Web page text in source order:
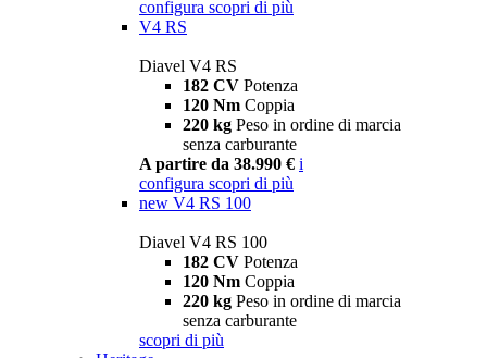
configura scopri di più
V4 RS
Diavel V4 RS
182 CV Potenza
120 Nm Coppia
220 kg Peso in ordine di marcia
senza carburante
A partire da 38.990 € i
configura scopri di più
new V4 RS 100
Diavel V4 RS 100
182 CV Potenza
120 Nm Coppia
220 kg Peso in ordine di marcia
senza carburante
scopri di più